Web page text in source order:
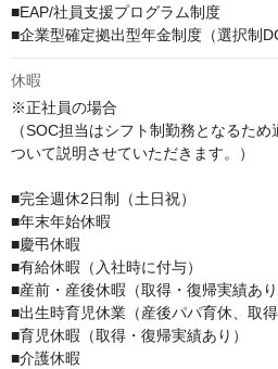
■EAP/社員支援プログラム制度
■企業型確定拠出型年金制度（選択制
休暇
※正社員の場合
（SOC担当はシフト制勤務となるた
ついて説明させていただきます。）
■完全週休2日制（土日祝）
■年末年始休暇
■慶弔休暇
■有給休暇（入社時に付与）
■産前・産後休暇（取得・復帰実績あり
■出生時育児休業（産後パパ育休、取得
■育児休暇（取得・復帰実績あり）
■介護休暇